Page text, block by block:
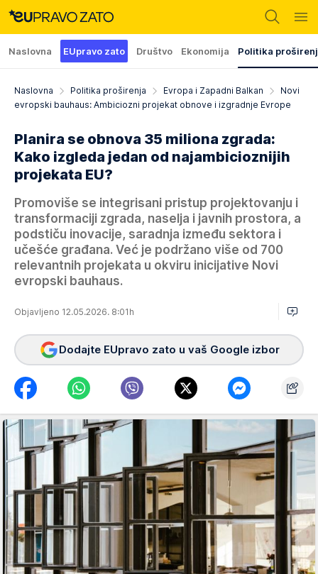
Naslovna EUpravo zato Društvo Ekonomija Politika
Naslovna Politika proširenja Evropa i Zapadni Balkan
Novi
evropski bauhaus: Ambiciozni projekat obnove i izgradnje Evrope
Planira se obnova 35 miliona zgrada:
Kako izgleda jedan od najambicioznijih
projekata EU?
Promoviše se integrisani pristup projektovanju i
transformaciji zgrada, naselja i javnih prostora, a
podstiču inovacije, saradnja između sektora i
učešće građana. Već je podržano više od 700
relevantnih projekata u okviru inicijative Novi
evropski bauhaus.
Objavljeno 12.05.2026. 8:01h
Dodajte EUpravo zato u vaš Google izbor